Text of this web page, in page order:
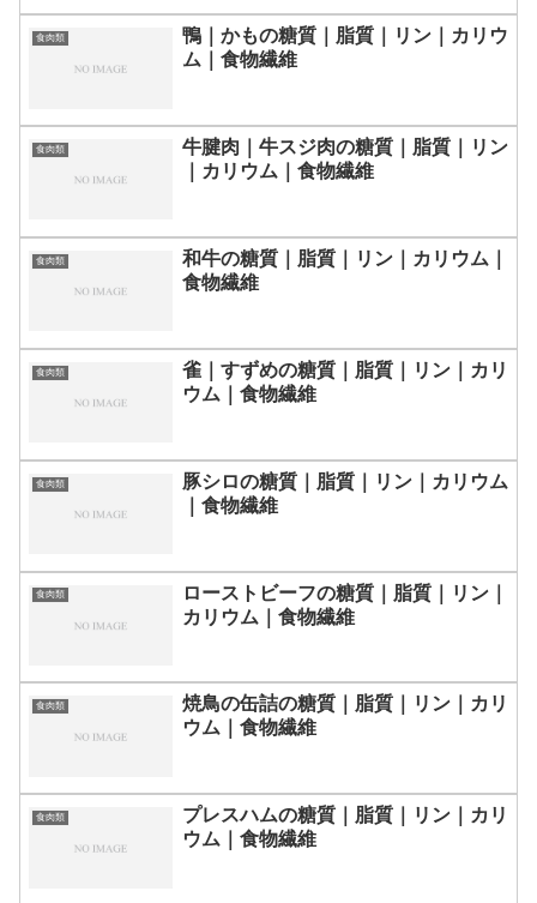
食肉類
鴨｜かもの糖質｜脂質｜リン｜カリウ
ム｜食物繊維
食肉類
牛腱肉｜牛スジ肉の糖質｜脂質｜リン
｜カリウム｜食物繊維
食肉類
和牛の糖質｜脂質｜リン｜カリウム｜
食物繊維
食肉類
雀｜すずめの糖質｜脂質｜リン｜カリ
ウム｜食物繊維
食肉類
豚シロの糖質｜脂質｜リン｜カリウム
｜食物繊維
食肉類
ローストビーフの糖質｜脂質｜リン｜
カリウム｜食物繊維
食肉類
焼鳥の缶詰の糖質｜脂質｜リン｜カリ
ウム｜食物繊維
食肉類
プレスハムの糖質｜脂質｜リン｜カリ
ウム｜食物繊維